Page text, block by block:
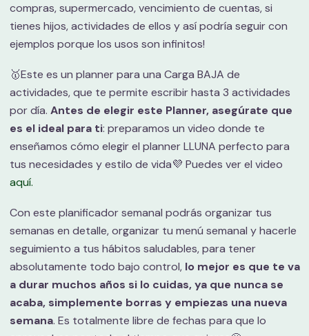
compras, supermercado, vencimiento de cuentas, si
tienes hijos, actividades de ellos y así podría seguir con
ejemplos porque los usos son infinitos!
🥇Este es un planner para una Carga BAJA de
actividades, que te permite escribir hasta 3 actividades
por día. Antes de elegir este Planner, asegúrate que
es el ideal para ti: preparamos un video donde te
enseñamos cómo elegir el planner LLUNA perfecto para
tus necesidades y estilo de vida💜 Puedes ver el video
aquí.
Con este planificador semanal podrás organizar tus
semanas en detalle, organizar tu menú semanal y hacerle
seguimiento a tus hábitos saludables, para tener
absolutamente todo bajo control, lo mejor es que te va
a durar muchos años si lo cuidas, ya que nunca se
acaba, simplemente borras y empiezas una nueva
semana. Es totalmente libre de fechas para que lo